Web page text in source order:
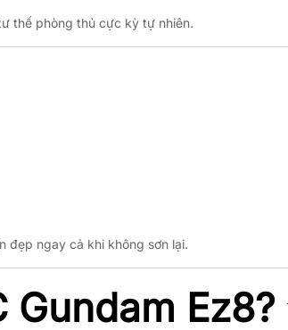
thế phòng thủ cực kỳ tự nhiên.
đẹp ngay cả khi không sơn lại.
Ez8?